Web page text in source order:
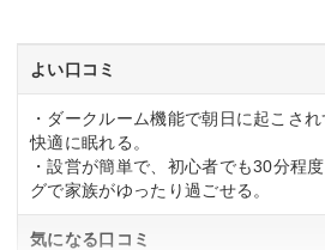
よい口コミ
・ダークルーム機能で朝日に起こさ
快適に眠れる。
・設営が簡単で、初心者でも30分程
グで家族がゆったり過ごせる。
気になる口コミ